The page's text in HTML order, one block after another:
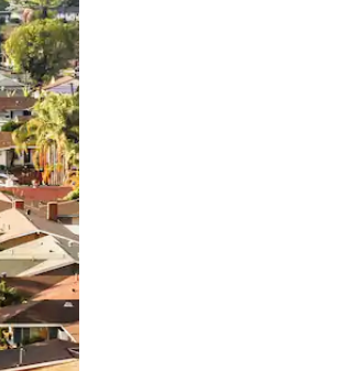
ekranin.